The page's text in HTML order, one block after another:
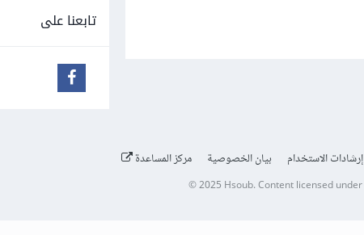
تابعنا على
إرشادات الاستخدام بيان الخصوصية مركز المساعدة
© 2025 Hsoub.Content licensed under